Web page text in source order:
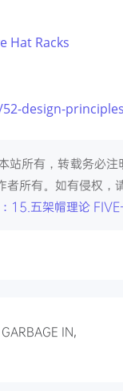
Hat Racks
design-
站所有，转载务必
所有。如有侵权，
15.五架帽理论
IN,